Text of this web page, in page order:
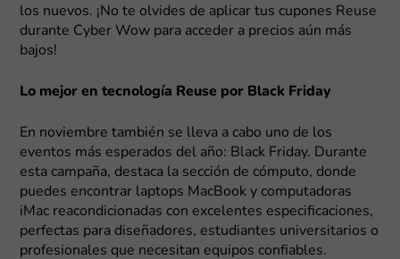
los nuevos. ¡No te olvides de aplicar tus cupones Reuse
durante Cyber Wow para acceder a precios aún más
bajos!
Lo mejor en tecnología Reuse por Black Friday
En noviembre también se lleva a cabo uno de los
eventos más esperados del año: Black Friday. Durante
esta campaña, destaca la sección de cómputo, donde
puedes encontrar laptops MacBook y computadoras
iMac reacondicionadas con excelentes especificaciones,
perfectas para diseñadores, estudiantes universitarios o
profesionales que necesitan equipos confiables.